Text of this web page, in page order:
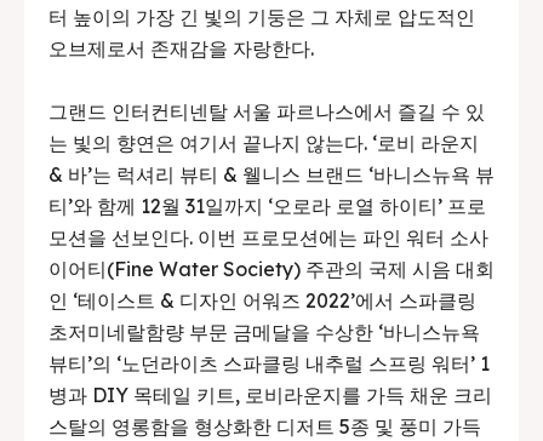
터 높이의 가장 긴 빛의 기둥은 그 자체로 압도적인
오브제로서 존재감을 자랑한다.
그랜드 인터컨티넨탈 서울 파르나스에서 즐길 수 있
는 빛의 향연은 여기서 끝나지 않는다. ‘로비 라운지
& 바’는 럭셔리 뷰티 & 웰니스 브랜드 ‘바니스뉴욕 뷰
티’와 함께 12월 31일까지 ‘오로라 로열 하이티’ 프로
모션을 선보인다. 이번 프로모션에는 파인 워터 소사
이어티(Fine Water Society) 주관의 국제 시음 대회
인 ‘테이스트 & 디자인 어워즈 2022’에서 스파클링
초저미네랄함량 부문 금메달을 수상한 ‘바니스뉴욕
뷰티’의 ‘노던라이츠 스파클링 내추럴 스프링 워터’ 1
병과 DIY 목테일 키트, 로비라운지를 가득 채운 크리
스탈의 영롱함을 형상화한 디저트 5종 및 풍미 가득